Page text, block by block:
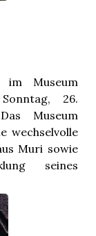
im Museum
26.
Museum
wechselvolle
Muri sowie
seines